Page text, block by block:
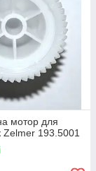
мотор для
Zelmer 193.5001